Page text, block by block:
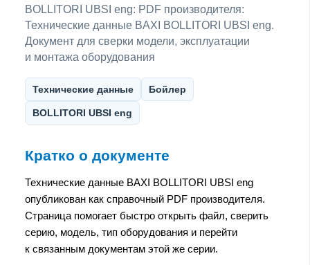
BOLLITORI UBSI eng: PDF производителя:
Технические данные BAXI BOLLITORI UBSI eng.
Документ для сверки модели, эксплуатации
и монтажа оборудования
Технические данные Бойлер
BOLLITORI UBSI eng
Кратко о документе
Технические данные BAXI BOLLITORI UBSI eng
опубликован как справочный PDF производителя.
Страница помогает быстро открыть файл, сверить
серию, модель, тип оборудования и перейти
к связанным документам этой же серии.